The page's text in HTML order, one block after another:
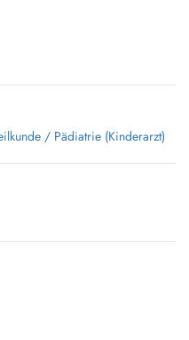
/ Pädiatrie (Kinderarzt)